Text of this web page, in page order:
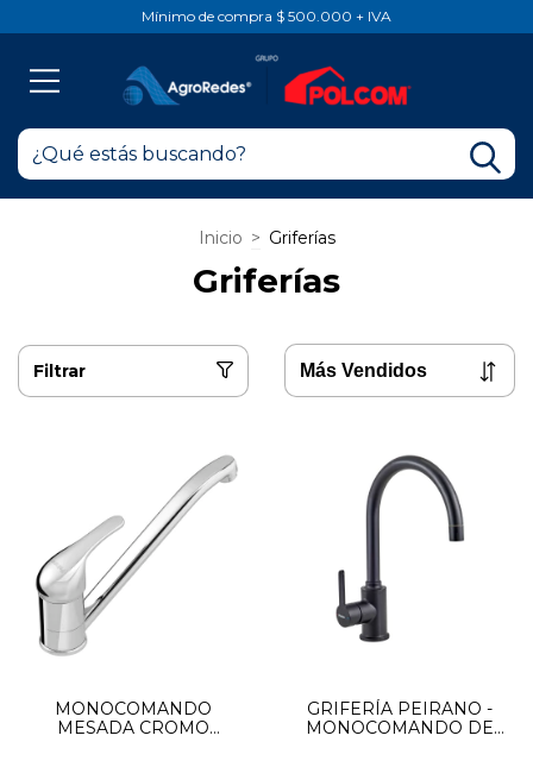
Mínimo de compra $ 500.000 + IVA
Inicio > Griferías
Griferías
Filtrar
MONOCOMANDO
MESADA CROMO
GRIFERÍA PEIRANO -
MONOCOMANDO DE